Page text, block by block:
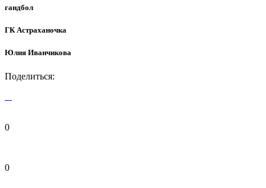
гандбол
ГК Астраханочка
Юлия Иванчикова
Поделиться:
0
0